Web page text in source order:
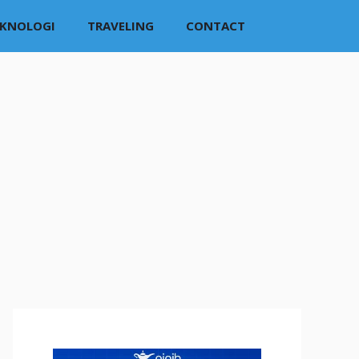
TRAVELING CONTACT